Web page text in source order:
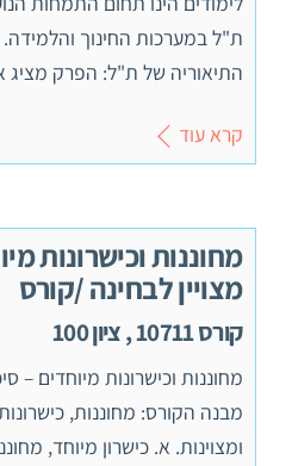
התיאוריה של ת"ל: הפרק
קרא עוד
מחוננות וכישרונות
מצויין לבחינה /קורס
קורס 10711 , ציון 100
מחוננות וכישרונות מיוחדים –
מבנה הקורס: מחוננות,
ומצוינות. א. כישרון מיוחד,